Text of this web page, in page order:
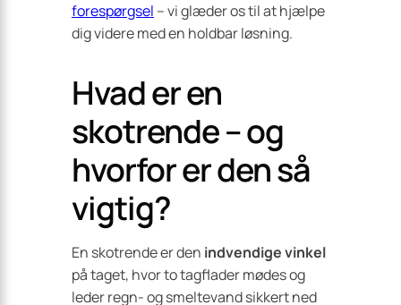
forespørgsel – vi glæder os til at hjælpe
dig videre med en holdbar løsning.
Hvad er en
skotrende – og
hvorfor er den så
vigtig?
En skotrende er den indvendige vinkel
på taget, hvor to tagflader mødes og
leder regn- og smeltevand sikkert ned